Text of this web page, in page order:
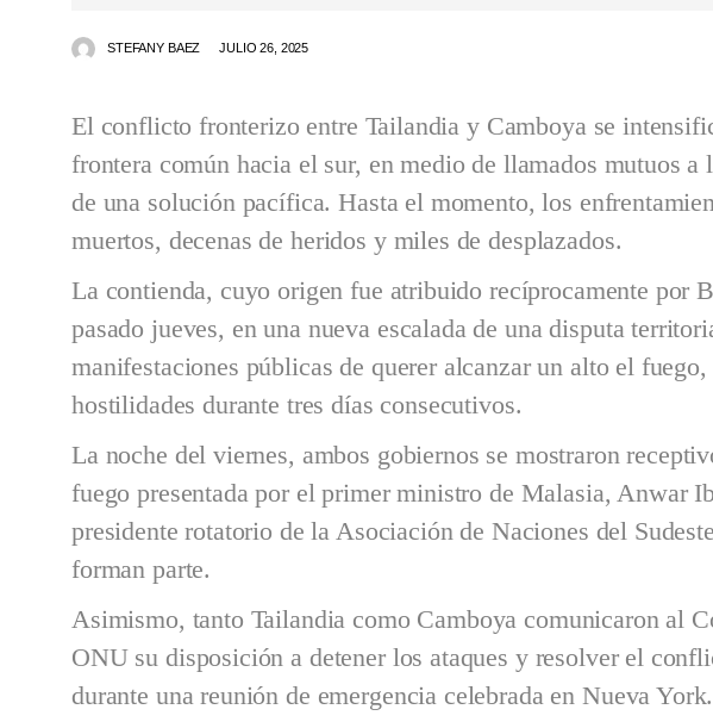
STEFANY BAEZ JULIO 26, 2025
El conflicto fronterizo entre Tailandia y Camboya se
frontera común hacia el sur, en medio de llamados mutuos a
de una solución pacífica. Hasta el momento, los
muertos, decenas de heridos y miles de desplazados.
La contienda, cuyo origen fue atribuido recíprocamente por
pasado jueves, en una nueva escalada de una disputa
manifestaciones públicas de querer alcanzar un alto el
hostilidades durante tres días consecutivos.
La noche del viernes, ambos gobiernos se mostraron
fuego presentada por el primer ministro de Malasia, Anwar
presidente rotatorio de la Asociación de Naciones del
forman parte.
Asimismo, tanto Tailandia como Camboya comunicaron al
ONU su disposición a detener los ataques y resolver el
durante una reunión de emergencia celebrada en Nueva York.